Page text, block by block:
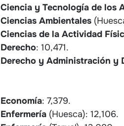
Ciencia y Tecnología de los
Ciencias Ambientales
Ciencias de la Actividad
Derecho: 10,471.
Derecho y Administración y
Economía: 7,379.
Enfermería (Huesca): 12,106.